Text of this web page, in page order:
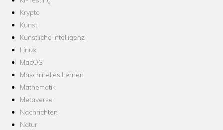
Krypto
Kunst
Künstliche Intelligenz
Linux
MacOS
Maschinelles Lernen
Mathematik
Metaverse
Nachrichten
Natur